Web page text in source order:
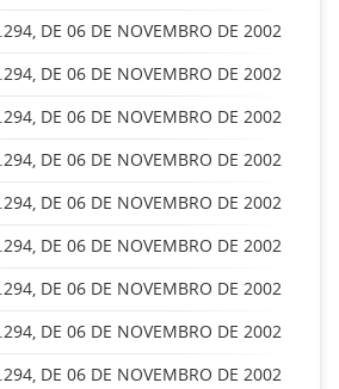
DE 06 DE NOVEMBRO DE 2002
DE 06 DE NOVEMBRO DE 2002
DE 06 DE NOVEMBRO DE 2002
DE 06 DE NOVEMBRO DE 2002
DE 06 DE NOVEMBRO DE 2002
DE 06 DE NOVEMBRO DE 2002
DE 06 DE NOVEMBRO DE 2002
DE 06 DE NOVEMBRO DE 2002
DE 06 DE NOVEMBRO DE 2002